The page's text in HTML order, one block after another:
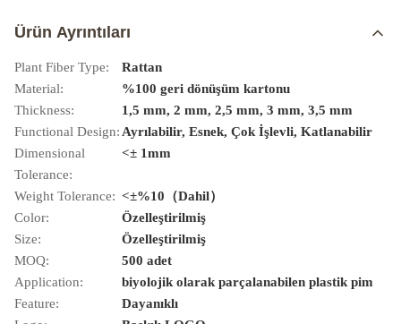
Ürün Ayrıntıları
Plant Fiber Type:
Rattan
Material:
%100 geri dönüşüm kartonu
Thickness:
1,5 mm, 2 mm, 2,5 mm, 3 mm, 3,5 mm
Functional Design: Ayrılabilir, Esnek, Çok İşlevli, Katlanabilir
Dimensional
Tolerance:
<± 1mm
Weight Tolerance: <±%10（Dahil）
Color:
Özelleştirilmiş
Size:
Özelleştirilmiş
MOQ:
500 adet
Application:
biyolojik olarak parçalanabilen plastik pim
Feature:
Dayanıklı